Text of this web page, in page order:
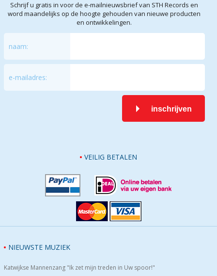
Schrijf u gratis in voor de e-mailnieuwsbrief van STH Records en
word maandelijks op de hoogte gehouden van nieuwe producten
en ontwikkelingen.
naam:
e-mailadres:
inschrijven
VEILIG BETALEN
NIEUWSTE MUZIEK
Katwijkse Mannenzang "Ik zet mijn treden in Uw spoor!"